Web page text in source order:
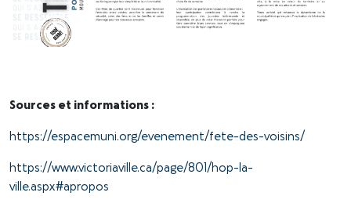
Sources et informations :
https://espacemuni.org/evenement/fete-des-voisins/
https://www.victoriaville.ca/page/801/hop-la-
ville.aspx#apropos